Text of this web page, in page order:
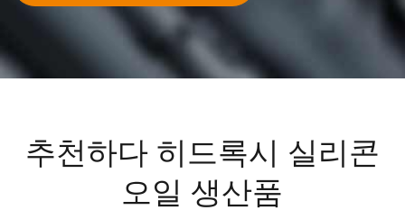
추천하다 히드록시 실리콘
오일 생산품